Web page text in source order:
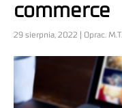
commerce
29 sierpnia, 2022 | Oprac. M.T.